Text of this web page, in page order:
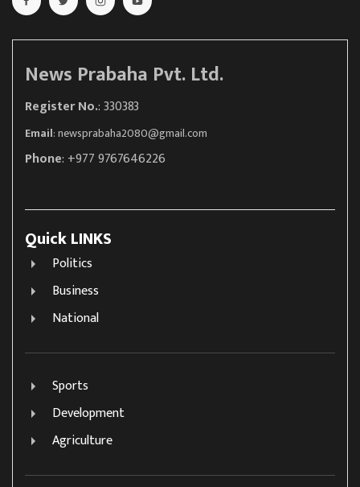
News Prabaha Pvt. Ltd.
Register No.: 330383
Email:newsprabaha2080@gmail.com
Phone: +977 9767646226
Quick LINKS
Politics
Business
National
Sports
Development
Agriculture